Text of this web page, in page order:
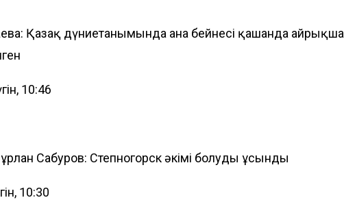
Қазақ дүниетанымында ана бейнесі қашанда айрықша
10:46
Сабуров: Степногорск әкімі болуды ұсынды
10:30